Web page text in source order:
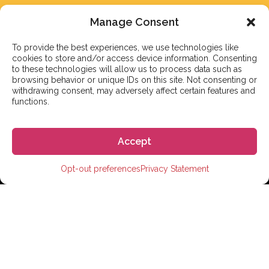
Manage Consent
To provide the best experiences, we use technologies like
cookies to store and/or access device information. Consenting
to these technologies will allow us to process data such as
browsing behavior or unique IDs on this site. Not consenting or
withdrawing consent, may adversely affect certain features and
functions.
Accept
Opt-out preferencesPrivacy Statement
メールマガジンに登録する
© 2023 株式会社GoGo